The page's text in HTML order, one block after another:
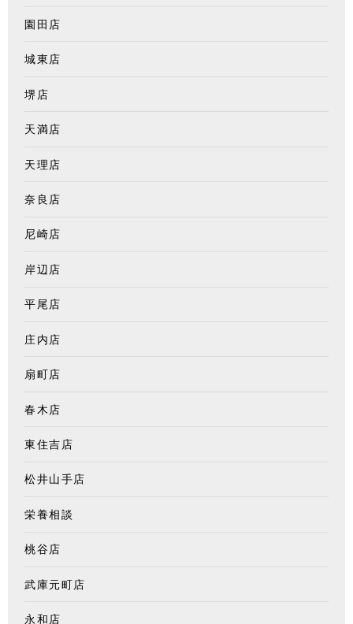
園田店
城東店
堺店
天満店
天理店
奈良店
尼崎店
岸辺店
平尾店
庄内店
扇町店
春木店
東住吉店
松井山手店
栄養相談
桃谷店
武庫元町店
永和店